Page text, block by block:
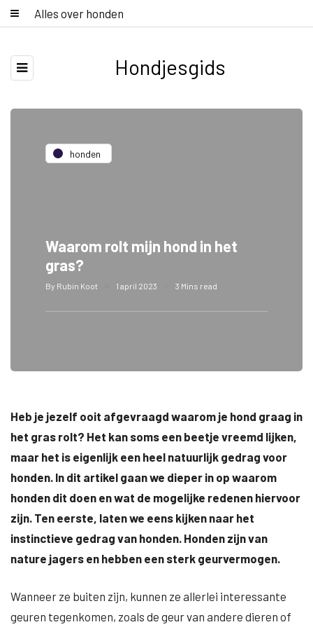
Alles over honden
Hondjesgids
honden
Waarom rolt mijn hond in het
gras?
By Rubin Koot 1 april 2023 3 Mins read
Heb je jezelf ooit afgevraagd waarom je hond graag in
het gras rolt? Het kan soms een beetje vreemd lijken,
maar het is eigenlijk een heel natuurlijk gedrag voor
honden. In dit artikel gaan we dieper in op waarom
honden dit doen en wat de mogelijke redenen hiervoor
zijn. Ten eerste, laten we eens kijken naar het
instinctieve gedrag van honden. Honden zijn van
nature jagers en hebben een sterk geurvermogen.
Wanneer ze buiten zijn, kunnen ze allerlei interessante
geuren tegenkomen, zoals de geur van andere dieren of